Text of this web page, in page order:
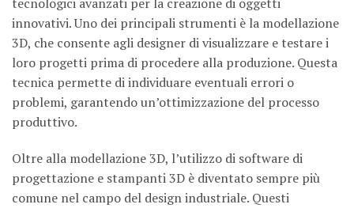
innovativi. Uno dei principali strumenti è la modellazione
3D, che consente agli designer di visualizzare e testare i
loro progetti prima di procedere alla produzione. Questa
tecnica permette di individuare eventuali errori o
problemi, garantendo un’ottimizzazione del processo
produttivo.
Oltre alla modellazione 3D, l’utilizzo di software di
progettazione e stampanti 3D è diventato sempre più
comune nel campo del design industriale. Questi